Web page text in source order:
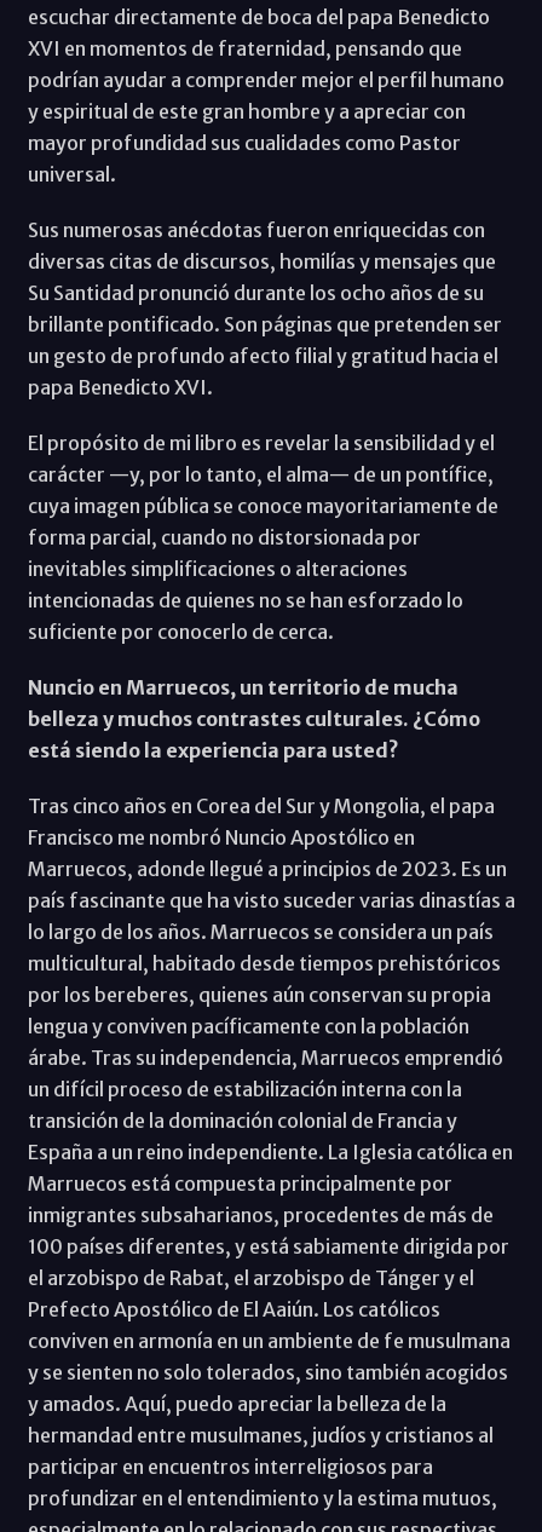
escuchar directamente de boca del papa Benedicto
XVI en momentos de fraternidad, pensando que
podrían ayudar a comprender mejor el perfil humano
y espiritual de este gran hombre y a apreciar con
mayor profundidad sus cualidades como Pastor
universal.
Sus numerosas anécdotas fueron enriquecidas con
diversas citas de discursos, homilías y mensajes que
Su Santidad pronunció durante los ocho años de su
brillante pontificado. Son páginas que pretenden ser
un gesto de profundo afecto filial y gratitud hacia el
papa Benedicto XVI.
El propósito de mi libro es revelar la sensibilidad y el
carácter —y, por lo tanto, el alma— de un pontífice,
cuya imagen pública se conoce mayoritariamente de
forma parcial, cuando no distorsionada por
inevitables simplificaciones o alteraciones
intencionadas de quienes no se han esforzado lo
suficiente por conocerlo de cerca.
Nuncio en Marruecos, un territorio de mucha
belleza y muchos contrastes culturales. ¿Cómo
está siendo la experiencia para usted?
Tras cinco años en Corea del Sur y Mongolia, el papa
Francisco me nombró Nuncio Apostólico en
Marruecos, adonde llegué a principios de 2023. Es un
país fascinante que ha visto suceder varias dinastías a
lo largo de los años. Marruecos se considera un país
multicultural, habitado desde tiempos prehistóricos
por los bereberes, quienes aún conservan su propia
lengua y conviven pacíficamente con la población
árabe. Tras su independencia, Marruecos emprendió
un difícil proceso de estabilización interna con la
transición de la dominación colonial de Francia y
España a un reino independiente. La Iglesia católica en
Marruecos está compuesta principalmente por
inmigrantes subsaharianos, procedentes de más de
100 países diferentes, y está sabiamente dirigida por
el arzobispo de Rabat, el arzobispo de Tánger y el
Prefecto Apostólico de El Aaiún. Los católicos
conviven en armonía en un ambiente de fe musulmana
y se sienten no solo tolerados, sino también acogidos
y amados. Aquí, puedo apreciar la belleza de la
hermandad entre musulmanes, judíos y cristianos al
participar en encuentros interreligiosos para
profundizar en el entendimiento y la estima mutuos,